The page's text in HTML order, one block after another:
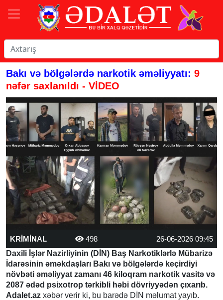
Bakı və bölgələrdə narkotik əməliyyatı: 9
nəfər saxlanıldı - VİDEO
KRİMİNAL 498
26-06-2026 09:45
Daxili İşlər Nazirliyinin (DİN) Baş Narkotiklərlə Mübarizə
İdarəsinin əməkdaşları Bakı və bölgələrdə keçirdiyi
növbəti əməliyyat zamanı 46 kiloqram narkotik vasitə və
2087 ədəd psixotrop tərkibli həbi dövriyyədən çıxarıb.
Adalet.az xəbər verir ki, bu barədə DİN məlumat yayıb.